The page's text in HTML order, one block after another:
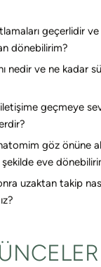
geçerlidir
dönebilirim?
nedir ve ne kadar
geçmeye
göz önüne
eve
uzaktan takip